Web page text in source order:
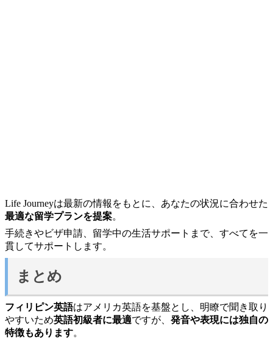
Life Journeyは最新の情報をもとに、あなたの状況に合わせた
最適な留学プランを提案。
手続きやビザ申請、留学中の生活サポートまで、すべてを一
貫してサポートします。
まとめ
フィリピン英語はアメリカ英語を基盤とし、明瞭で聞き取り
やすいため英語初級者に最適ですが、 発音や表現には独自の
特徴もあります。